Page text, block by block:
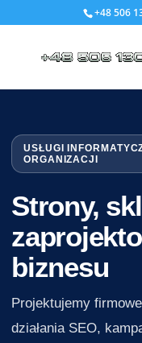
+48 506
USŁUGI
ORGANIZACJI
Strony,
biznesu
Projektujemy
działania SEO,